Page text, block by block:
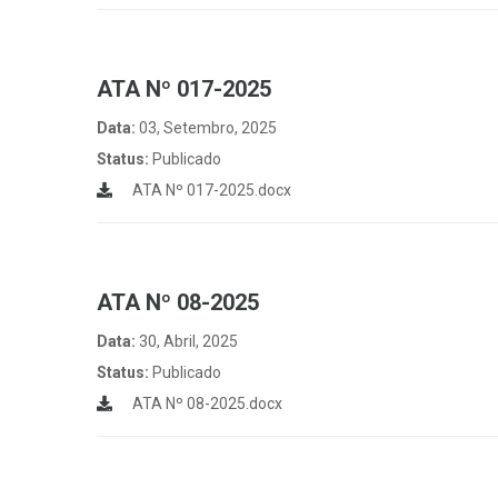
ATA Nº 017-2025
Data: 03, Setembro, 2025
Status: Publicado
ATA Nº 017-2025.docx
ATA Nº 08-2025
Data: 30, Abril, 2025
Status: Publicado
ATA Nº 08-2025.docx